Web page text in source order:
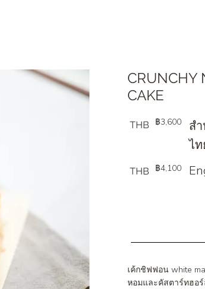
CRUNCHY
CAKE
ส
ไท
THB ฿3,600
THB ฿4,100
เค้กชิฟฟอน white
หอมและคัสตาร์ทฮอ